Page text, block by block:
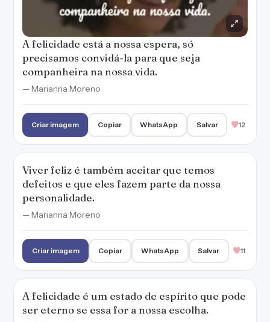
defeitos e que eles fazem parte da nossa
personalidade.
— Marianna Moreno
Criar imagem Copiar WhatsApp
A felicidade é um estado de espírito que pode
ser eterno se essa for a nossa escolha.
Criar imagem Copiar WhatsApp Salvar